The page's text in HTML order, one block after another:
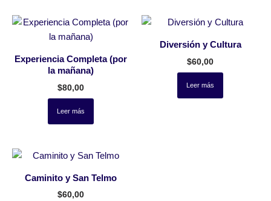
Experiencia Completa (por
la mañana)
$80,00
Leer más
Diversión y Cultura
$60,00
Leer más
Caminito y San Telmo
$60,00